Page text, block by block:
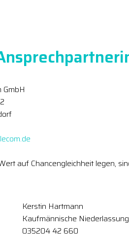
GmbH
auf Chancengleichheit legen,
Kerstin Hartmann
Kaufmännische
035204 42 660